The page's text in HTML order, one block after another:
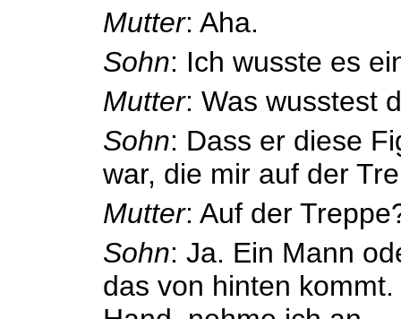
Mutter: Aha.
Sohn: Ich wusste es
Mutter: Was wusstest
Sohn: Dass er diese
war, die mir auf der
Mutter: Auf der
Sohn: Ja. Ein Mann
das von hinten